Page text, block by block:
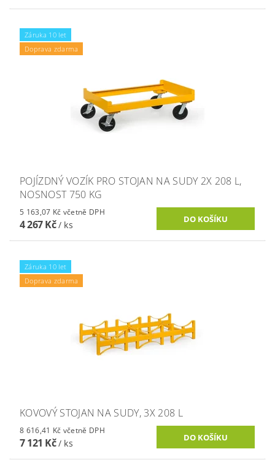
Záruka 10 let
Doprava zdarma
POJÍZDNÝ VOZÍK PRO STOJAN NA SUDY 2X 208 L,
NOSNOST 750 KG
5 163,07 Kč včetně DPH
4 267 Kč/ ks
Záruka 10 let
Doprava zdarma
KOVOVÝ STOJAN NA SUDY, 3X 208 L
8 616,41 Kč včetně DPH
7 121 Kč/ ks